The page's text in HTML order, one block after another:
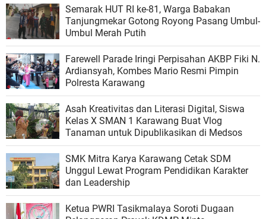
Semarak HUT RI ke-81, Warga Babakan
Tanjungmekar Gotong Royong Pasang Umbul-
Umbul Merah Putih
Farewell Parade Iringi Perpisahan AKBP Fiki N.
Ardiansyah, Kombes Mario Resmi Pimpin
Polresta Karawang
Asah Kreativitas dan Literasi Digital, Siswa
Kelas X SMAN 1 Karawang Buat Vlog
Tanaman untuk Dipublikasikan di Medsos
SMK Mitra Karya Karawang Cetak SDM
Unggul Lewat Program Pendidikan Karakter
dan Leadership
Ketua PWRI Tasikmalaya Soroti Dugaan